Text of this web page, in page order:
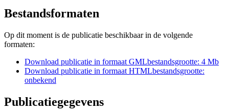
Bestandsformaten
Op dit moment is de publicatie beschikbaar in de volgende
formaten:
Download publicatie in formaat GMLbestandsgrootte: 4 Mb
Download publicatie in formaat HTMLbestandsgrootte:
onbekend
Publicatiegegevens